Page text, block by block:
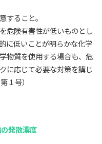
すること。
危険有害性が低いものとし
に低いことが明らかな化学
物質を使用する場合も、危
に応じて必要な対策を講じ
１号）
発散濃度